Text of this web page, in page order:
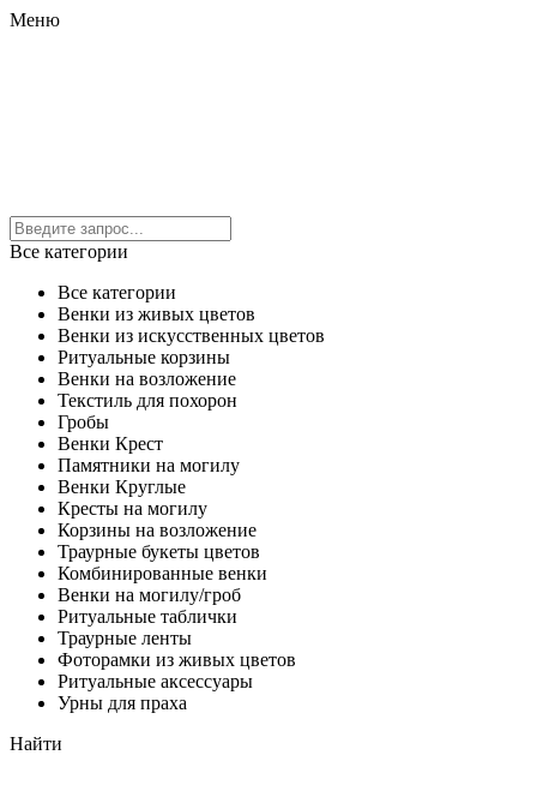
Меню
Все категории
Все категории
Венки из живых цветов
Венки из искусственных цветов
Ритуальные корзины
Венки на возложение
Текстиль для похорон
Гробы
Венки Крест
Памятники на могилу
Венки Круглые
Кресты на могилу
Корзины на возложение
Траурные букеты цветов
Комбинированные венки
Венки на могилу/гроб
Ритуальные таблички
Траурные ленты
Фоторамки из живых цветов
Ритуальные аксессуары
Урны для праха
Найти